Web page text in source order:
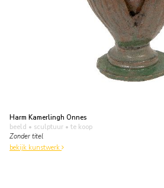
Harm Kamerlingh Onnes
beeld • sculptuur • te koop
Zonder titel
bekijk kunstwerk